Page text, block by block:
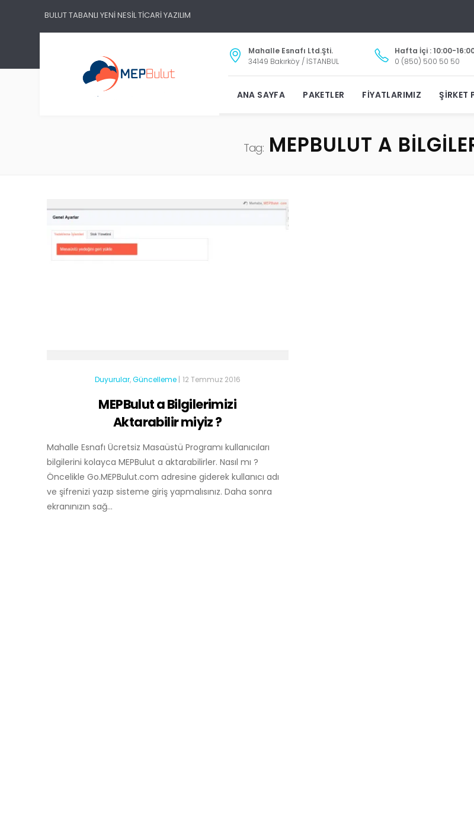
BULUT TABANLI YENİ NESİL TİCARİ YAZILIM
Mahalle Esnafı Ltd.Şti.
34149 Bakırköy / İSTANBUL
Hafta İçi : 10:00-
0 (850) 500 50 50
ANA SAYFA PAKETLER FIYATLARIMIZ ŞIRKET
Tag:MEPBULUT A
Duyurular,Güncelleme| 12 Temmuz 2016
MEPBulut a Bilgilerimizi
Aktarabilir miyiz ?
Mahalle Esnafı Ücretsiz Masaüstü Programı kullanıcıları
bilgilerini kolayca MEPBulut a aktarabilirler. Nasıl mı ?
Öncelikle Go.MEPBulut.com adresine giderek kullanıcı adı
ve şifrenizi yazıp sisteme giriş yapmalısınız. Daha sonra
ekranınızın sağ...